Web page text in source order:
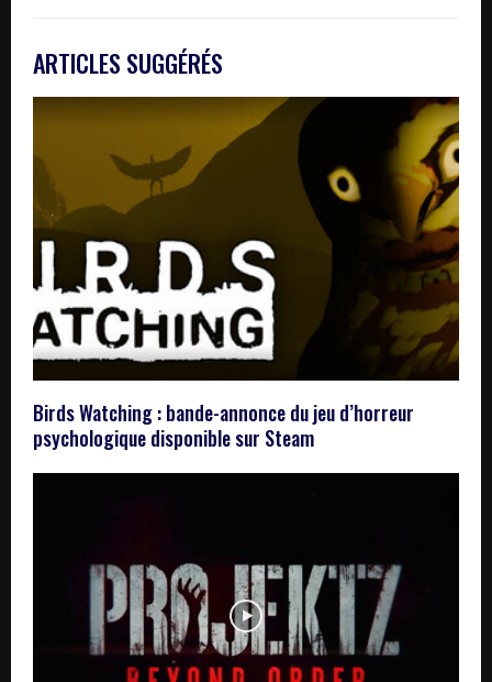
ARTICLES SUGGÉRÉS
Birds Watching : bande-annonce du jeu d’horreur
psychologique disponible sur Steam